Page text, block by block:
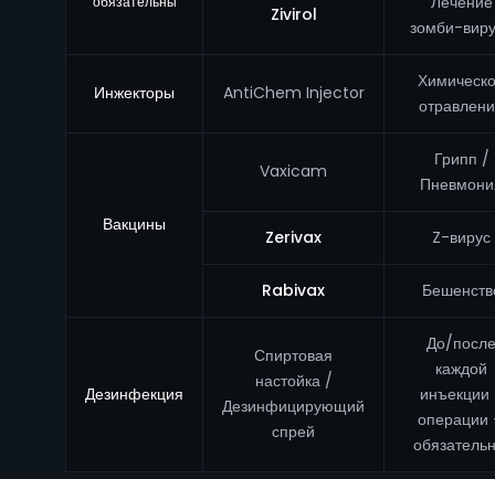
Zivirol
зомби-
Инжекторы AntiChem Injector
Вакцины
Vaxicam
Грипп /
Zerivax Z-вирус
Rabivax
Дезинфекция
Спиртовая
настойка /
Дезинфицирующий
спрей
До/после
каждой
инъекции